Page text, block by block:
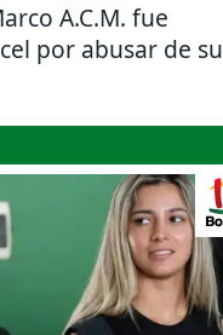
A.C.M. fue
por abusar de su